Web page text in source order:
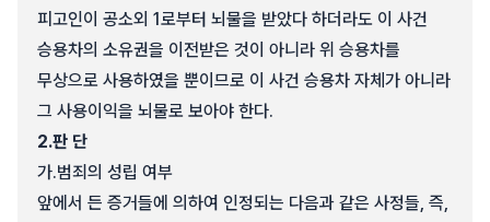
피고인이 공소외 1로부터 뇌물을 받았다 하더라도 이 사건
승용차의 소유권을 이전받은 것이 아니라 위 승용차를
무상으로 사용하였을 뿐이므로 이 사건 승용차 자체가 아니라
그 사용이익을 뇌물로 보아야 한다.
2.판 단
가.범죄의 성립 여부
앞에서 든 증거들에 의하여 인정되는 다음과 같은 사정들, 즉,